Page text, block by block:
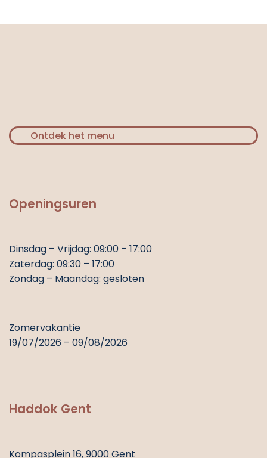
Ontdek het menu
Openingsuren
Dinsdag – Vrijdag: 09:00 – 17:00
Zaterdag: 09:30 – 17:00
Zondag – Maandag: gesloten
Zomervakantie
19/07/2026 – 09/08/2026
Haddok Gent
Kompasplein 16, 9000 Gent